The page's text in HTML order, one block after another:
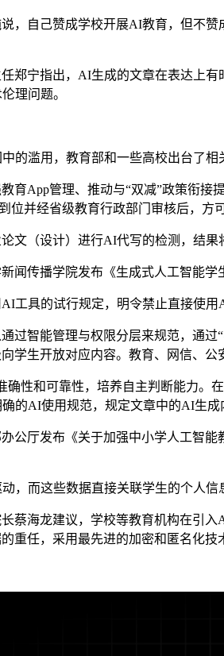
自己赞成学校开展AI教育，但不赞
宁指出，AI生成的文章在表达上有
理问题。
滥用，教育部和一些高校出台了相
App管理、推动与“双减”政策衔接
位并经省级教育行政部门审核后，方
（设计）进行AI代写的检测，结果
传播学院发布《生成式人工智能学
具的试行规定，明令禁止直接使用
智能管理与权限分层来规范，通过
学生开放对应内容。教育、网信、
和可靠性，培养自主判断能力。
的AI使用规范，规定文章中的AI生成
厅发布《关于加强中小学人工智能
而这些数据直接关联学生的个人信
海龙建议，学校等教育机构在引入
重任，采用最先进的加密和匿名化技